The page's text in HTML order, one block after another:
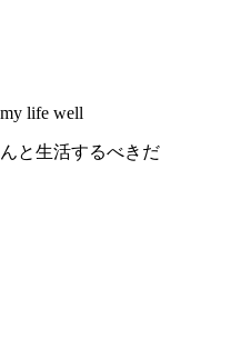
life well
と生活するべきだ